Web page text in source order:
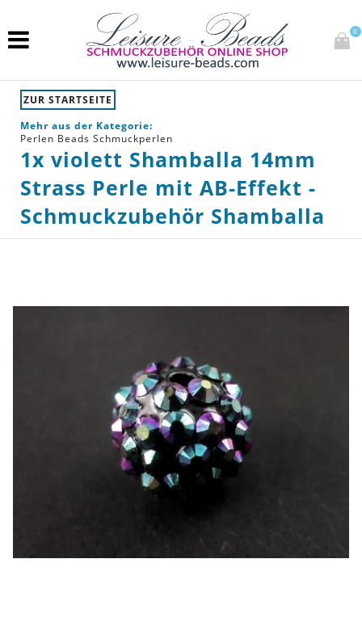
0
ZUR STARTSEITE
Mehr aus der Kategorie:
Perlen Beads Schmuckperlen
1x violett Shamballa 14mm
Strass Perle mit AB-Effekt -
Schmuckzubehör Shamballa